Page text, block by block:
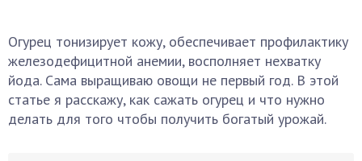
Огурец тонизирует кожу, обеспечивает профилактику
железодефицитной анемии, восполняет нехватку
йода. Сама выращиваю овощи не первый год. В этой
статье я расскажу, как сажать огурец и что нужно
делать для того чтобы получить богатый урожай.